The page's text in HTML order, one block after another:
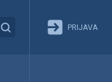
PRIJAVA